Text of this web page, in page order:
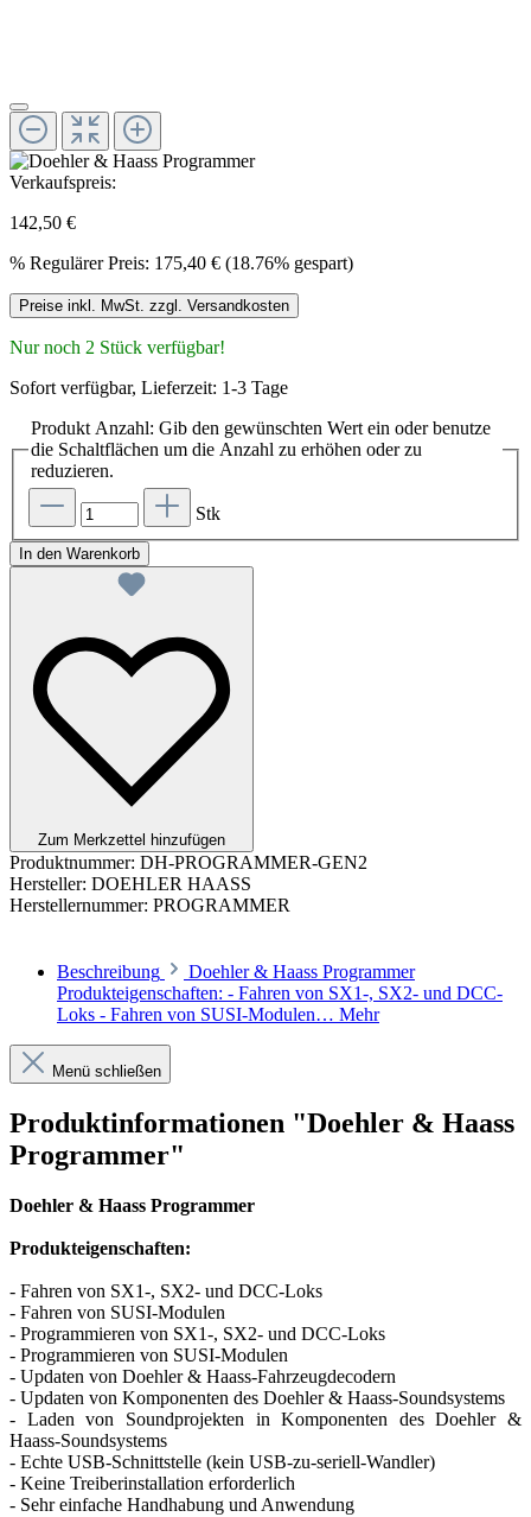
Verkaufspreis:
142,50 €
% Regulärer Preis: 175,40 € (18.76% gespart)
Preise inkl. MwSt. zzgl. Versandkosten
Nur noch 2 Stück verfügbar!
Sofort verfügbar, Lieferzeit: 1-3 Tage
Produkt Anzahl: Gib den gewünschten Wert ein oder benutze
die Schaltflächen um die Anzahl zu erhöhen oder zu
reduzieren.
Stk
In den Warenkorb
Zum Merkzettel hinzufügen
Produktnummer: DH-PROGRAMMER-GEN2
Hersteller: DOEHLER HAASS
Herstellernummer: PROGRAMMER
Beschreibung
Doehler & Haass Programmer
Produkteigenschaften: - Fahren von SX1-, SX2- und DCC-
Loks - Fahren von SUSI-Modulen… Mehr
Menü schließen
Produktinformationen "Doehler & Haass
Programmer"
Doehler & Haass Programmer
Produkteigenschaften:
- Fahren von SX1-, SX2- und DCC-Loks
- Fahren von SUSI-Modulen
- Programmieren von SX1-, SX2- und DCC-Loks
- Programmieren von SUSI-Modulen
- Updaten von Doehler & Haass-Fahrzeugdecodern
- Updaten von Komponenten des Doehler & Haass-Soundsystems
- Laden von Soundprojekten in Komponenten des Doehler &
Haass-Soundsystems
- Echte USB-Schnittstelle (kein USB-zu-seriell-Wandler)
- Keine Treiberinstallation erforderlich
- Sehr einfache Handhabung und Anwendung